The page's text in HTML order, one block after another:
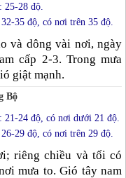
25-28 độ.
35 độ, có nơi trên 35 độ.
và dông vài nơi, ngày
cấp 2-3. Trong mưa
giật mạnh.
Bộ
21-24 độ, có nơi dưới 21 độ.
29 độ, có nơi trên 29 độ.
riêng chiều và tối có
mưa to. Gió tây nam